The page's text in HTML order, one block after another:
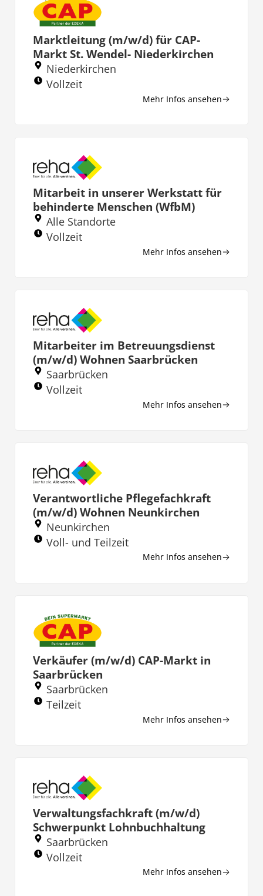
Marktleitung (m/w/d) für CAP-
Markt St. Wendel- Niederkirchen
Niederkirchen
Vollzeit
Mehr Infos ansehen
Mitarbeit in unserer Werkstatt für
behinderte Menschen (WfbM)
Alle Standorte
Vollzeit
Mehr Infos ansehen
Mitarbeiter im Betreuungsdienst
(m/w/d) Wohnen Saarbrücken
Saarbrücken
Vollzeit
Mehr Infos ansehen
Verantwortliche Pflegefachkraft
(m/w/d) Wohnen Neunkirchen
Neunkirchen
Voll- und Teilzeit
Mehr Infos ansehen
Verkäufer (m/w/d) CAP-Markt in
Saarbrücken
Saarbrücken
Teilzeit
Mehr Infos ansehen
Verwaltungsfachkraft (m/w/d)
Schwerpunkt Lohnbuchhaltung
Saarbrücken
Vollzeit
Mehr Infos ansehen